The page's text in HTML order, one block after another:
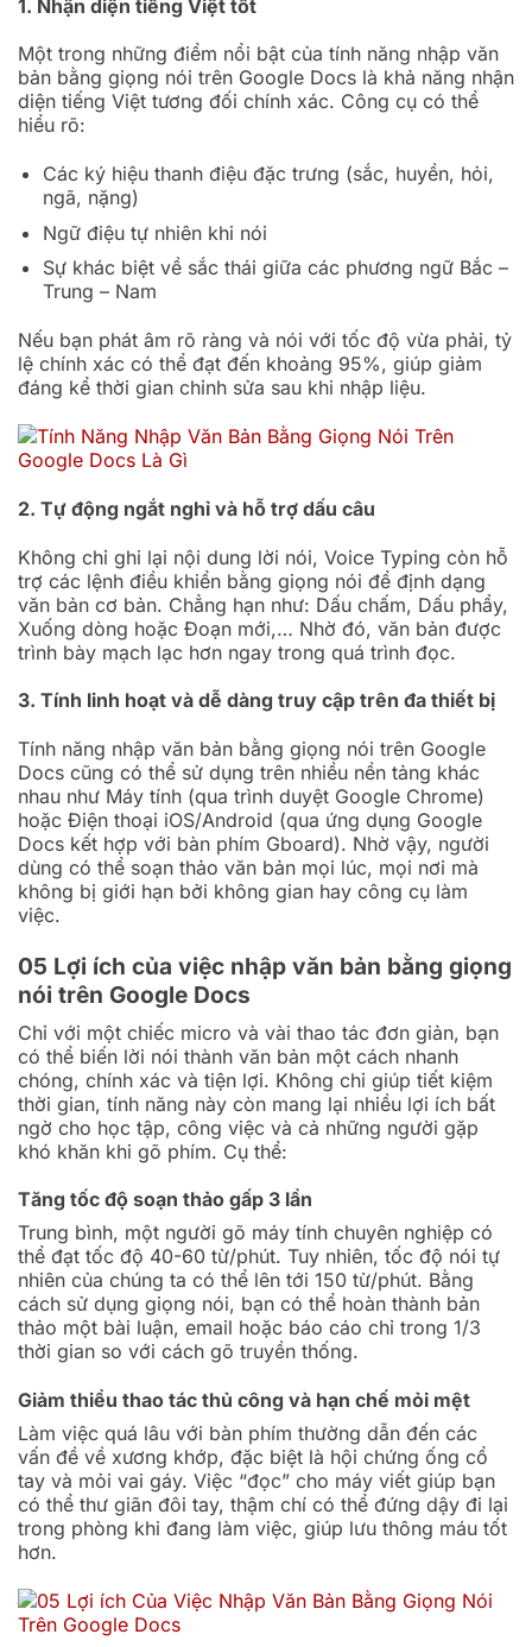
1. Nhận diện tiếng Việt tốt
Một trong những điểm nổi bật của tính năng nhập văn
bản bằng giọng nói trên Google Docs là khả năng nhận
diện tiếng Việt tương đối chính xác. Công cụ có thể
hiểu rõ:
Các ký hiệu thanh điệu đặc trưng (sắc, huyền, hỏi,
ngã, nặng)
Ngữ điệu tự nhiên khi nói
Sự khác biệt về sắc thái giữa các phương ngữ Bắc –
Trung – Nam
Nếu bạn phát âm rõ ràng và nói với tốc độ vừa phải, tỷ
lệ chính xác có thể đạt đến khoảng 95%, giúp giảm
đáng kể thời gian chỉnh sửa sau khi nhập liệu.
2. Tự động ngắt nghỉ và hỗ trợ dấu câu
Không chỉ ghi lại nội dung lời nói, Voice Typing còn hỗ
trợ các lệnh điều khiển bằng giọng nói để định dạng
văn bản cơ bản. Chẳng hạn như: Dấu chấm, Dấu phẩy,
Xuống dòng hoặc Đoạn mới,… Nhờ đó, văn bản được
trình bày mạch lạc hơn ngay trong quá trình đọc.
3. Tính linh hoạt và dễ dàng truy cập trên đa thiết bị
Tính năng nhập văn bản bằng giọng nói trên Google
Docs cũng có thể sử dụng trên nhiều nền tảng khác
nhau như Máy tính (qua trình duyệt Google Chrome)
hoặc Điện thoại iOS/Android (qua ứng dụng Google
Docs kết hợp với bàn phím Gboard). Nhờ vậy, người
dùng có thể soạn thảo văn bản mọi lúc, mọi nơi mà
không bị giới hạn bởi không gian hay công cụ làm
việc.
05 Lợi ích của việc nhập văn bản bằng giọng
nói trên Google Docs
Chỉ với một chiếc micro và vài thao tác đơn giản, bạn
có thể biến lời nói thành văn bản một cách nhanh
chóng, chính xác và tiện lợi. Không chỉ giúp tiết kiệm
thời gian, tính năng này còn mang lại nhiều lợi ích bất
ngờ cho học tập, công việc và cả những người gặp
khó khăn khi gõ phím. Cụ thể:
Tăng tốc độ soạn thảo gấp 3 lần
Trung bình, một người gõ máy tính chuyên nghiệp có
thể đạt tốc độ 40-60 từ/phút. Tuy nhiên, tốc độ nói tự
nhiên của chúng ta có thể lên tới 150 từ/phút. Bằng
cách sử dụng giọng nói, bạn có thể hoàn thành bản
thảo một bài luận, email hoặc báo cáo chỉ trong 1/3
thời gian so với cách gõ truyền thống.
Giảm thiểu thao tác thủ công và hạn chế mỏi mệt
Làm việc quá lâu với bàn phím thường dẫn đến các
vấn đề về xương khớp, đặc biệt là hội chứng ống cổ
tay và mỏi vai gáy. Việc “đọc” cho máy viết giúp bạn
có thể thư giãn đôi tay, thậm chí có thể đứng dậy đi lại
trong phòng khi đang làm việc, giúp lưu thông máu tốt
hơn.